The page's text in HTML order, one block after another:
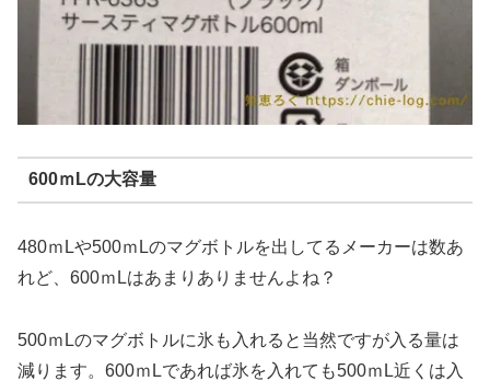
600ｍLの大容量
480ｍLや500ｍLのマグボトルを出してるメーカーは数あ
れど、600ｍLはあまりありませんよね？
500ｍLのマグボトルに氷も入れると当然ですが入る量は
減ります。600ｍLであれば氷を入れても500ｍL近くは入